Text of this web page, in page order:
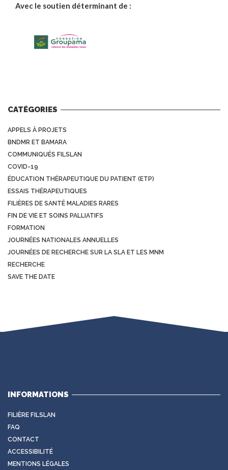
Avec le soutien déterminant de :
CATÉGORIES
APPELS À PROJETS
BNDMR ET BAMARA
COMMUNIQUÉS FILSLAN
COVID-19
ÉDUCATION THÉRAPEUTIQUE DU PATIENT (ETP)
ESSAIS THÉRAPEUTIQUES
FILIÈRES DE SANTÉ MALADIES RARES
FIN DE VIE ET SOINS PALLIATIFS
FORMATION
JOURNÉES NATIONALES ANNUELLES
JOURNÉES DE RECHERCHE SUR LA SLA ET LES MNM
RECHERCHE
SAVE THE DATE
INFORMATIONS
FILIÈRE FILSLAN
FAQ
CONTACT
ACCESSIBILITÉ
MENTIONS LÉGALES